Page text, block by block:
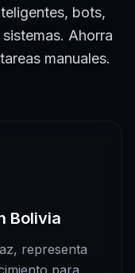
bots,
Ahorra
manuales.
Bolivia
, representa